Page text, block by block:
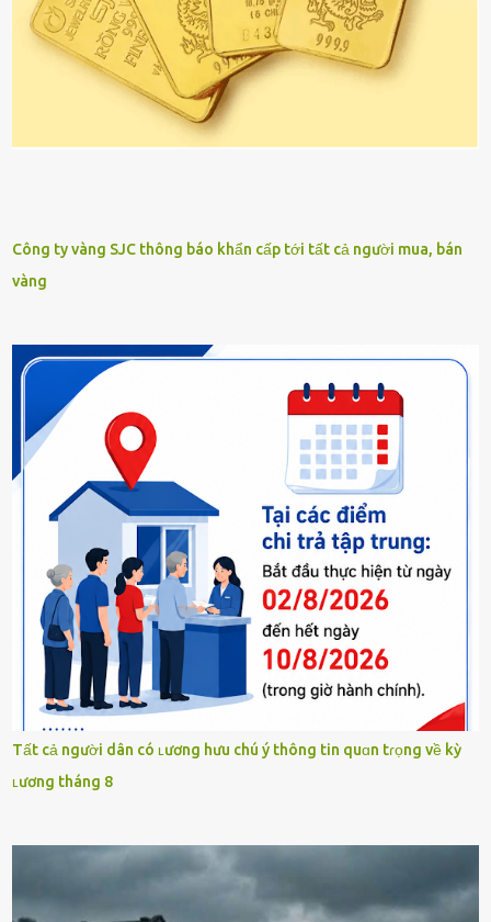
Công ty vàng SJC thông báo khẩn cấp tới tất cả người mua, bán
vàng
Tất cả người dân có ʟương hưu chú ý thông tin quɑn tɾọng về kỳ
ʟương tháng 8